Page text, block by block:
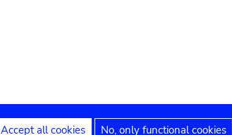
Accept all cookies No, only functional cookies